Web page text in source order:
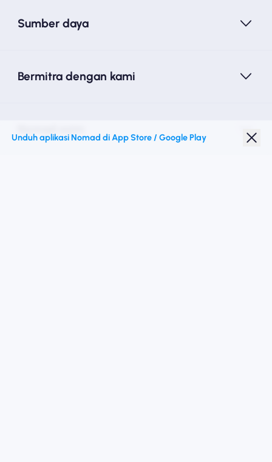
Sumber daya
Bermitra dengan kami
Unduh aplikasi Nomad di App Store / Google Play